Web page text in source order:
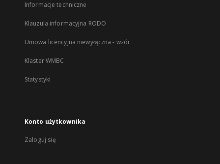
Informacje techniczne
Klauzula informacyjna RODO
Umowa licencyjna niewyłączna - wzór
Klaster WMBC
Statystyki
Konto użytkownika
Zaloguj się